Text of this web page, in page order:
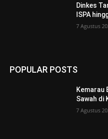
Dinkes
ISPA
7 Agustus
POPULAR POSTS
Kemarau
Sawah di
7 Agustus